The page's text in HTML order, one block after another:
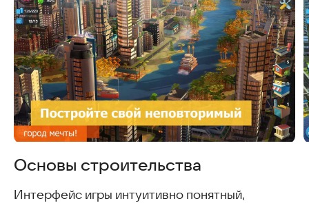
Основы строительства
Интерфейс игры интуитивно понятный,